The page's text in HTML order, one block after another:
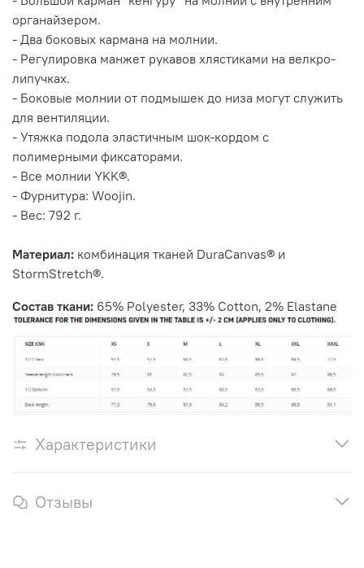
органайзером.
- Два боковых кармана на молнии.
- Регулировка манжет рукавов хлястиками на велкро-
липучках.
- Боковые молнии от подмышек до низа могут служить
для вентиляции.
- Утяжка подола эластичным шок-кордом с
полимерными фиксаторами.
- Все молнии YKK®.
- Фурнитура: Woojin.
- Вес: 792 г.
Материал: комбинация тканей DuraCanvas® и
StormStretch®.
Состав ткани: 65% Polyester, 33% Cotton, 2% Elastane
Характеристики
Отзывы